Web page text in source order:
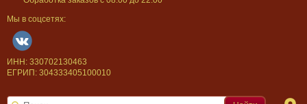
Мы в соцсетях:
ИНН: 330702130463
ЕГРИП: 304333405100010